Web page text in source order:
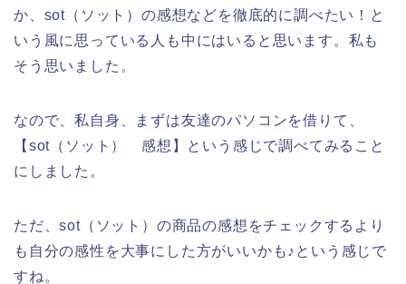
か、sot（ソット）の感想などを徹底的に調べたい！と
いう風に思っている人も中にはいると思います。私も
そう思いました。
なので、私自身、まずは友達のパソコンを借りて、
【sot（ソット） 感想】という感じで調べてみること
にしました。
ただ、sot（ソット）の商品の感想をチェックするより
も自分の感性を大事にした方がいいかも♪という感じで
すね。